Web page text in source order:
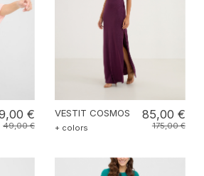
€
49,00 €
VESTIT COSMOS
+ colors
85,00 €
175,00 €